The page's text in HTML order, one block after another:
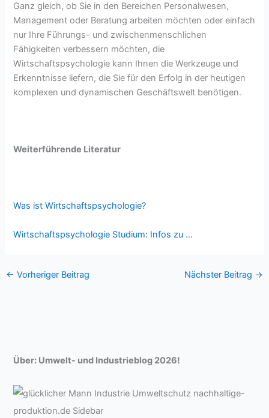
Ganz gleich, ob Sie in den Bereichen Personalwesen,
Management oder Beratung arbeiten möchten oder einfach
nur Ihre Führungs- und zwischenmenschlichen
Fähigkeiten verbessern möchten, die
Wirtschaftspsychologie kann Ihnen die Werkzeuge und
Erkenntnisse liefern, die Sie für den Erfolg in der heutigen
komplexen und dynamischen Geschäftswelt benötigen.
Weiterführende Literatur
Was ist Wirtschaftspsychologie?
Wirtschaftspsychologie Studium: Infos zu …
← Vorheriger Beitrag Nächster Beitrag →
Über: Umwelt- und Industrieblog 2026!